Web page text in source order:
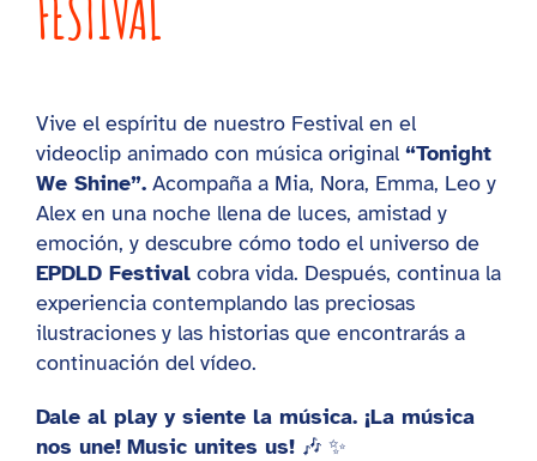
FESTIVAL
Vive el espíritu de nuestro Festival en el
videoclip animado con música original “Tonight
We Shine”.Acompaña a Mia, Nora, Emma, Leo y
Alex en una noche llena de luces, amistad y
emoción, y descubre cómo todo el universo de
EPDLD Festivalcobra vida. Después, continua la
experiencia contemplando las preciosas
ilustraciones y las historias que encontrarás a
continuación del vídeo.
Dale al play y siente la música. ¡La música
nos une! Music unites us!🎶 ✨